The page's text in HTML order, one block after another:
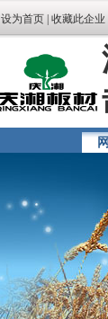
设为首页 收藏此企业